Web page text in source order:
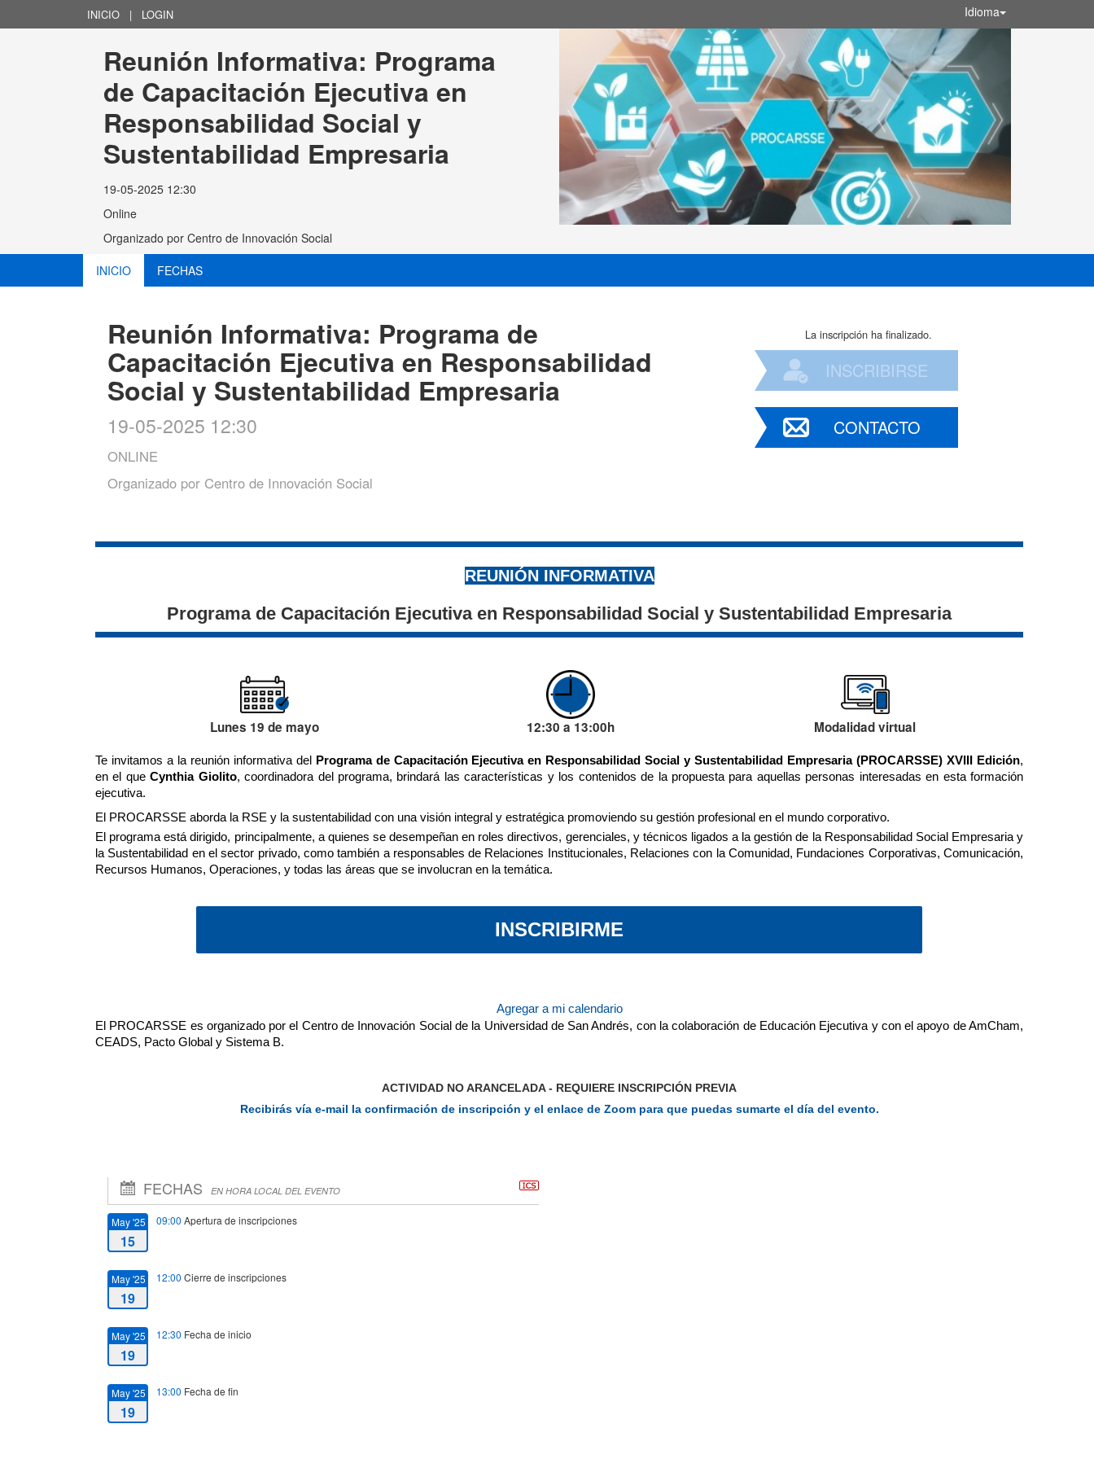
INICIO | LOGIN Idioma
Reunión Informativa: Programa
de Capacitación Ejecutiva en
Responsabilidad Social y
Sustentabilidad Empresaria
19-05-2025 12:30
Online
Organizado por Centro de Innovación Social
INICIO
FECHAS
Reunión Informativa: Programa de
Capacitación Ejecutiva en Responsabilidad
Social y Sustentabilidad Empresaria
19-05-2025 12:30
ONLINE
Organizado por Centro de Innovación Social
La inscripción ha finalizado.
INSCRIBIRSE
CONTACTO
REUNIÓN INFORMATIVA
Programa de Capacitación Ejecutiva en Responsabilidad Social y Sustentabilidad Empresaria
Lunes 19 de mayo 12:30 a 13:00h Modalidad virtual
Te invitamos a la reunión informativa del Programa de Capacitación Ejecutiva en Responsabilidad Social y Sustentabilidad Empresaria (PROCARSSE) XVIII Edición,
en el que Cynthia Giolito, coordinadora del programa, brindará las características y los contenidos de la propuesta para aquellas personas interesadas en esta formación
ejecutiva.
El PROCARSSE aborda la RSE y la sustentabilidad con una visión integral y estratégica promoviendo su gestión profesional en el mundo corporativo.
El programa está dirigido, principalmente, a quienes se desempeñan en roles directivos, gerenciales, y técnicos ligados a la gestión de la Responsabilidad Social Empresaria y
la Sustentabilidad en el sector privado, como también a responsables de Relaciones Institucionales, Relaciones con la Comunidad, Fundaciones Corporativas, Comunicación,
Recursos Humanos, Operaciones, y todas las áreas que se involucran en la temática.
INSCRIBIRME
Agregar a mi calendario
El PROCARSSE es organizado por el Centro de Innovación Social de la Universidad de San Andrés, con la colaboración de Educación Ejecutiva y con el apoyo de AmCham,
CEADS, Pacto Global y Sistema B.
ACTIVIDAD NO ARANCELADA - REQUIERE INSCRIPCIÓN PREVIA
Recibirás vía e-mail la confirmación de inscripción y el enlace de Zoom para que puedas sumarte el día del evento.
FECHAS EN HORA LOCAL DEL EVENTO
May '25
15
09:00 Apertura de inscripciones
May '25
19
12:00 Cierre de inscripciones
May '25
19
12:30 Fecha de inicio
May '25
19
13:00 Fecha de fin